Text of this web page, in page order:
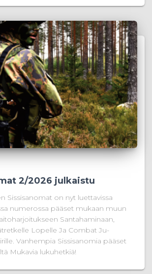
2/2026 julkaistu
Sissisanomat on nyt luettavissa
numerossa pääset mukaan muun
Santahaminaan,
Lopelle Ja Combat Ju-
Vanhempia Sissisanomia pääset
Mukavia lukuhetkiä!